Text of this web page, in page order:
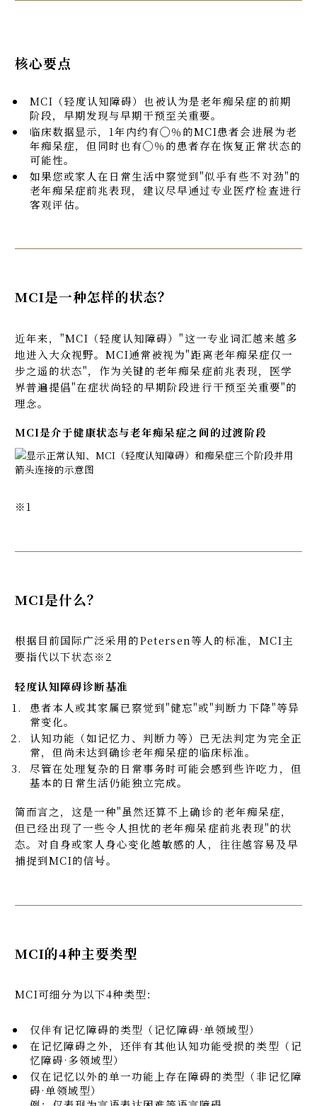
MCI是什么？
MCI的4种主要类型
MCI能否改善？临床数据揭示的"恢复"可能性
轻度认知障碍的常见表现
总结
核心要点
MCI（轻度认知障碍）也被认为是老年痴呆症的前期
阶段，早期发现与早期干预至关重要。
临床数据显示，1年内约有◯％的MCI患者会进展为老
年痴呆症，但同时也有◯％的患者存在恢复正常状态的
可能性。
如果您或家人在日常生活中察觉到"似乎有些不对劲"的
老年痴呆症前兆表现，建议尽早通过专业医疗检查进行
客观评估。
MCI是一种怎样的状态？
近年来，"MCI（轻度认知障碍）"这一专业词汇越来越多
地进入大众视野。MCI通常被视为"距离老年痴呆症仅一
步之遥的状态"，作为关键的老年痴呆症前兆表现，医学
界普遍提倡"在症状尚轻的早期阶段进行干预至关重要"的
理念。
MCI是介于健康状态与老年痴呆症之间的过渡阶段
※1
MCI是什么？
根据目前国际广泛采用的Petersen等人的标准，MCI主
要指代以下状态※2
轻度认知障碍诊断基准
患者本人或其家属已察觉到"健忘"或"判断力下降"等异
常变化。
认知功能（如记忆力、判断力等）已无法判定为完全正
常，但尚未达到确诊老年痴呆症的临床标准。
尽管在处理复杂的日常事务时可能会感到些许吃力，但
基本的日常生活仍能独立完成。
简而言之，这是一种"虽然还算不上确诊的老年痴呆症，
但已经出现了一些令人担忧的老年痴呆症前兆表现"的状
态。对自身或家人身心变化越敏感的人，往往越容易及早
捕捉到MCI的信号。
MCI的4种主要类型
MCI可细分为以下4种类型：
仅伴有记忆障碍的类型（记忆障碍·单领域型）
在记忆障碍之外，还伴有其他认知功能受损的类型（记
忆障碍·多领域型）
仅在记忆以外的单一功能上存在障碍的类型（非记忆障
碍·单领域型）